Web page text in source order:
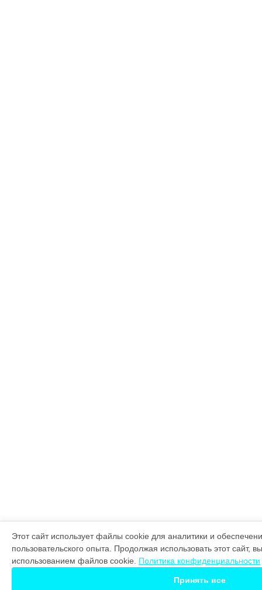
Этот сайт использует файлы cookie для аналитики и
пользовательского опыта. Продолжая использовать этот сайт,
использованием файлов cookie. Политика конфиденциальности
Принять все